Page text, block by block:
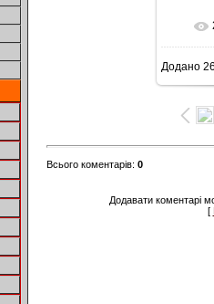
Додано
Всього коментарів: 0
Додавати коментарі
[